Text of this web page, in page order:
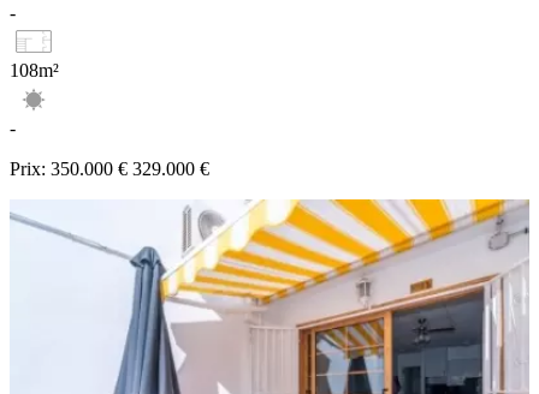
-
108m²
-
Prix: 350.000 € 329.000 €